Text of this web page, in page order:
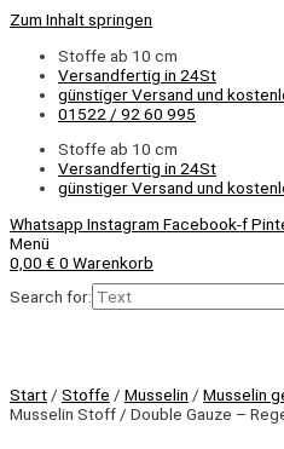
Zum Inhalt springen
Stoffe ab 10 cm
Versandfertig in 24St
günstiger Versand und
01522 / 92 60 995
Stoffe ab 10 cm
Versandfertig in 24St
günstiger Versand und
Whatsapp Instagram Facebook-f
Menü
0,00 € 0 Warenkorb
Search for:
Start / Stoffe / Musselin / Musselin
Musselin Stoff / Double Gauze –